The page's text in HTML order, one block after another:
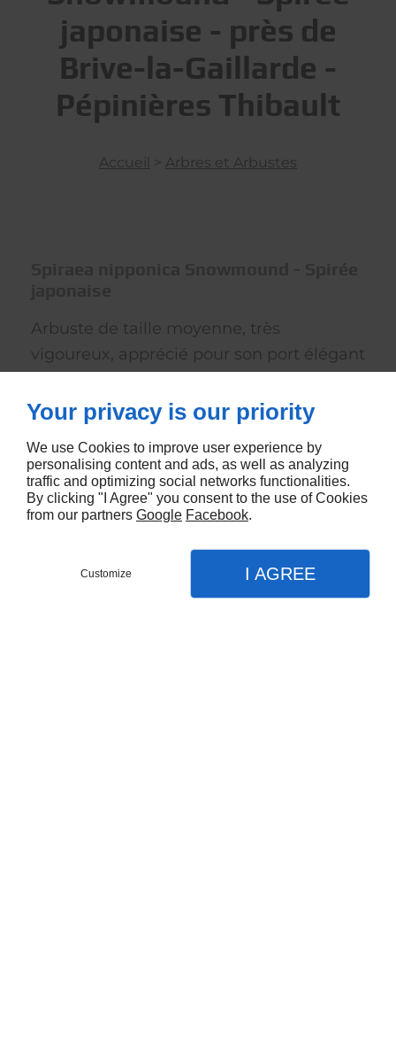
japonaise - près de
Brive-la-Gaillarde -
Pépinières Thibault
Accueil > Arbres et Arbustes
Arbuste de taille moyenne, très
vigoureux, apprécié pour son port élégant
guirlandes blanches le long de ses
facilité de culture.
Your privacy is our priority
We use Cookies to improve user experience by
personalising content and ads, as well as analyzing
traffic and optimizing social networks functionalities.
By clicking "I Agree" you consent to the use of Cookies
from our partners Google Facebook.
Customize I AGREE